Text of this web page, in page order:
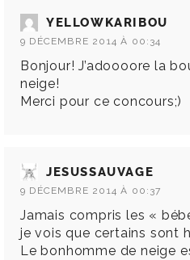
YELLOWKARIBOU
9 DÉCEMBRE 2014 À 00:34
Bonjour! J’adoooore la
neige!
Merci pour ce concours;)
JESUSSAUVAGE
9 DÉCEMBRE 2014 À 00:37
Jamais compris les «
je vois que certains sont
Le bonhomme de neige